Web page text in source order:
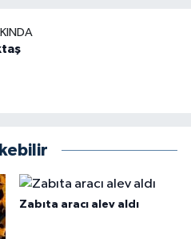
Zabıta aracı alev aldı